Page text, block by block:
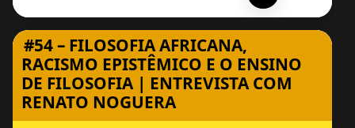
#54 – FILOSOFIA AFRICANA,
RACISMO EPISTÊMICO E O ENSINO
DE FILOSOFIA | ENTREVISTA COM
RENATO NOGUERA